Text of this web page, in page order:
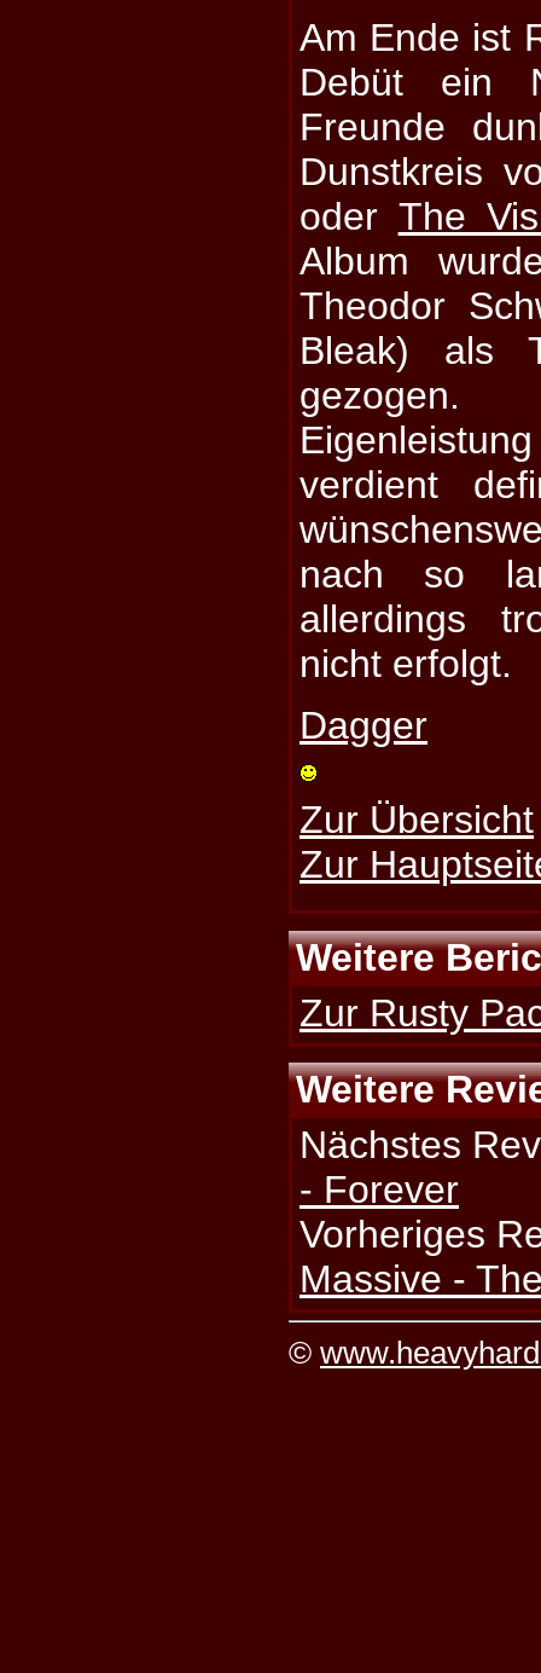
Am Ende ist
Debüt ein
Freunde
Dunstkreis
oder The
Album
Theodor
Bleak) als
verdient
nach so
allerdings
nicht erfolgt.
Dagger
Zur Übersicht
Zur
Weitere
Zur Rusty
Weitere
Nächstes
- Forever
Vorheriges
Massive -
©